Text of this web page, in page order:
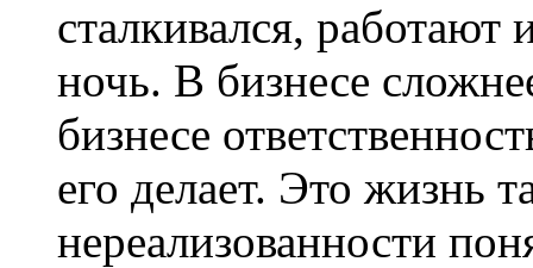
сталкивался, работают
ночь. В бизнесе
бизнесе
его делает. Это жизнь
нереализованности